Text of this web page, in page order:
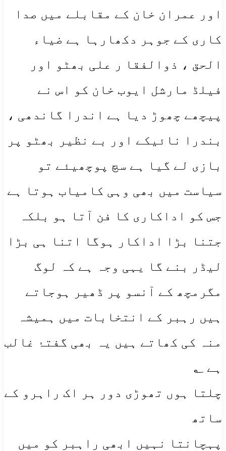
اور عمران خان کے مقابلے میں صدا
کاری کے جوہر دکھارہا ہے ضیاء
الحق ، ذوالفقا ر علی بھٹو اور
فیلڈ مارشل ایوب خان کو اس نے
پیچھے چھوڑ دیا ہے اندرا گاندھی ،
بندرا نائیکے اور بے نظیر بھٹو پر
بازی لے گیا ہے سچ پوچھیئے تو
سیاست میں بھی وہی کامیاب ہوتا ہے
جس کو اداکاری کا فن آتا ہو بلکہ
جتنا بڑا اداکار ہوگا اتنا ہی بڑا
لیڈر بنے گا یہی وجہ ہے کہ لوگ
مگرمچھ کے آنسو پر ڈھیر ہوجاتے
ہیں رہبر کے انتخابات میں ہمیشہ
منہ کی کھاتے ہیں یہ بھی گفتۂ غالب
ہے ؂
چلتا ہوں تھوڑی دور ہر اک راہرو کے
ساتھ
پہچانتا نہیں ابھی راہبر کو میں